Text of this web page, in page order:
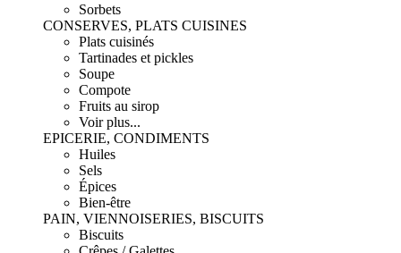
Sorbets
CONSERVES, PLATS CUISINES
Plats cuisinés
Tartinades et pickles
Soupe
Compote
Fruits au sirop
Voir plus...
EPICERIE, CONDIMENTS
Huiles
Sels
Épices
Bien-être
PAIN, VIENNOISERIES, BISCUITS
Biscuits